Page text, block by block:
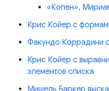
«Копен»,
Крис Койер с
Факундо Коррадини
Крис Койер с
элементов списка
Мишель Баркер